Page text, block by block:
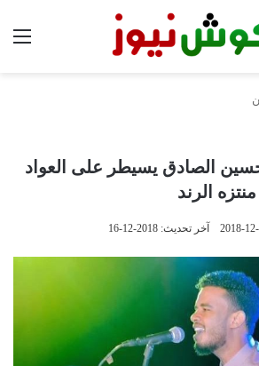
الصادق يسيطر على العواد
الرند
2018- آخر تحديث: 2018-12-16